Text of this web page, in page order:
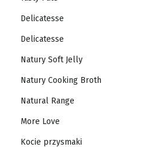
Delicatesse
Delicatesse
Natury Soft Jelly
Natury Cooking Broth
Natural Range
More Love
Kocie przysmaki